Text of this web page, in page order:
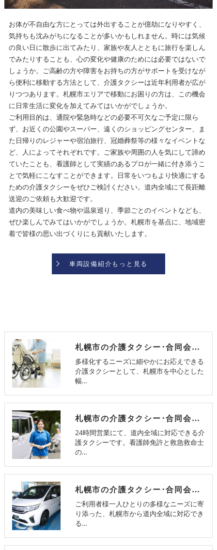
お体が不自由な方にとっては外出することが億劫になりやすく、
気持ちも沈みがちになることが多いかもしれません。時には気候
の良い日に散歩に出てみたり、家族や友人とともに旅行を楽しん
でみたりすることも、心の変化や健康のためには必要ではないで
しょうか。ご高齢の方や障害をお持ちの方がサポートを受けなが
ら便利に移動する方法として、介護タクシーは近年利用者が広が
りつつあります。札幌市エリアで移動にお困りの方は、この機会
に日常生活に変化を加えてみてはいかがでしょうか。
ご利用目的は、通院や緊急時などの必要不可欠なご予定に限ら
ず、お近くの公園やスーパー、遠くのショッピングセンター、ま
た日帰りのレジャーや宿泊旅行、冠婚葬祭等の様々なイベントな
ど、人によってそれぞれです。ご家族や周囲の人を気にして諦め
ていたことも、看護師として実績のあるプロが一緒に付き添うこ
とで気軽にこなすことができます。日常をいつもより快適にする
ための介護タクシーをぜひご検討ください。道内全域にて長距離
送迎のご依頼も大歓迎です。
道内の美味しい食べ物や温泉巡り、季節ごとのイベントなども、
ぜひ楽しんでみてはいかがでしょうか。札幌市を基点に、地域密
着で皆様の思い出づくりにも貢献いたします。
車両設備紹介もっと見る
札幌市の介護タクシー･合同会社K&Sのお客様の声
多様化するニーズに細やかにお応えできる
介護タクシーとして、札幌市を中心とした
幅…
札幌市の介護タクシー･合同会社K&Sの評判
24時間営業にて、道内全域に対応できる介
護タクシーです。看護師免許と救急救命士
の…
札幌市の介護タクシー･合同会社K&Sの口コミ情報
ご利用者様一人ひとりの多様なニーズに寄
り添った、札幌市から道内全域に対応でき
る…